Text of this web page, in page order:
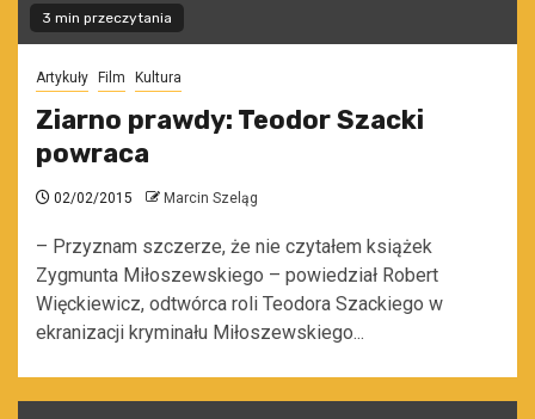
3 min przeczytania
Artykuły Film Kultura
Ziarno prawdy: Teodor Szacki
powraca
02/02/2015 Marcin Szeląg
– Przyznam szczerze, że nie czytałem książek
Zygmunta Miłoszewskiego – powiedział Robert
Więckiewicz, odtwórca roli Teodora Szackiego w
ekranizacji kryminału Miłoszewskiego...